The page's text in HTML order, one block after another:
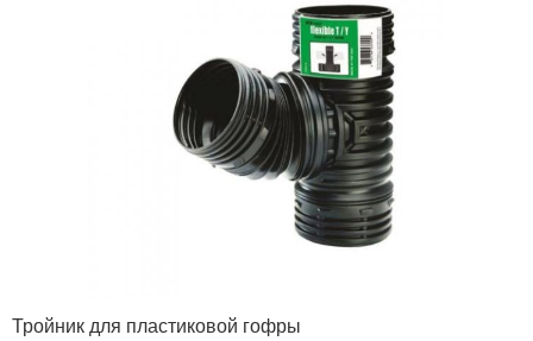
Тройник для пластиковой гофры